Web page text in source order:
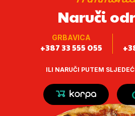
Naruči
GRBAVICA
+387 33 555 055
ILI NARUČI PUTEM